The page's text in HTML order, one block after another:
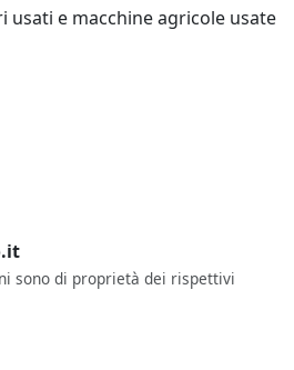
usati e macchine agricole usate
sono di proprietà dei rispettivi